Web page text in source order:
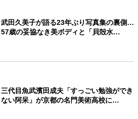
武田久美子が語る23年ぶり写真集の裏側…
57歳の妥協なき美ボディと「貝殻水…
三代目魚武濱田成夫「すっごい勉強ができ
ない阿呆」が京都の名門美術高校に…